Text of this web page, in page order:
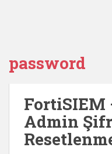
password
FortiSIEM
Admin